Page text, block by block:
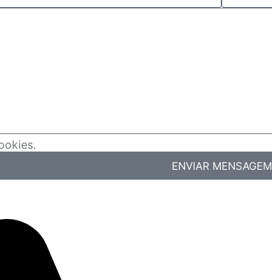
ENVIAR MENSAGEM